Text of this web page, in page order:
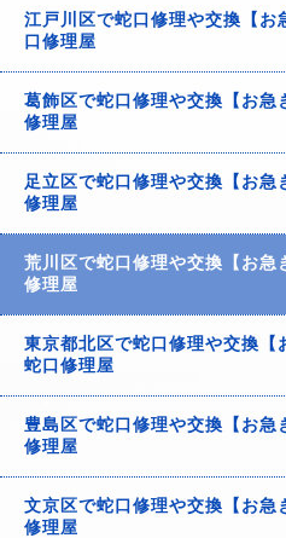
江戸川区で蛇口修理や交換【
口修理屋
葛飾区で蛇口修理や交換【お
修理屋
足立区で蛇口修理や交換【お
修理屋
荒川区で蛇口修理や交換【お
修理屋
東京都北区で蛇口修理や交換【
蛇口修理屋
豊島区で蛇口修理や交換【お
修理屋
文京区で蛇口修理や交換【お
修理屋